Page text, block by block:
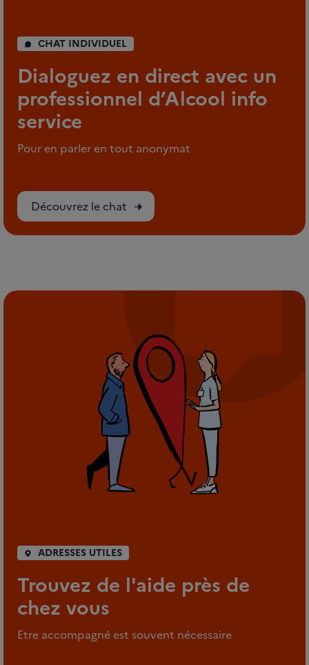
CHAT INDIVIDUEL
Dialoguez en direct avec un
professionnel d’Alcool info
service
Pour en parler en tout anonymat
Découvrez le chat
ADRESSES UTILES
Trouvez de l'aide près de
chez vous
Etre accompagné est souvent nécessaire